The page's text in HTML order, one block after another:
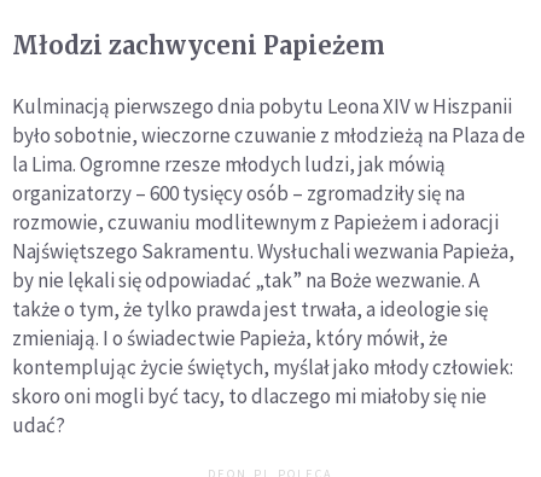
Młodzi zachwyceni Papieżem
Kulminacją pierwszego dnia pobytu Leona XIV w Hiszpanii
było sobotnie, wieczorne czuwanie z młodzieżą na Plaza de
la Lima. Ogromne rzesze młodych ludzi, jak mówią
organizatorzy – 600 tysięcy osób – zgromadziły się na
rozmowie, czuwaniu modlitewnym z Papieżem i adoracji
Najświętszego Sakramentu. Wysłuchali wezwania Papieża,
by nie lękali się odpowiadać „tak” na Boże wezwanie. A
także o tym, że tylko prawda jest trwała, a ideologie się
zmieniają. I o świadectwie Papieża, który mówił, że
kontemplując życie świętych, myślał jako młody człowiek:
skoro oni mogli być tacy, to dlaczego mi miałoby się nie
udać?
DEON.PL POLECA